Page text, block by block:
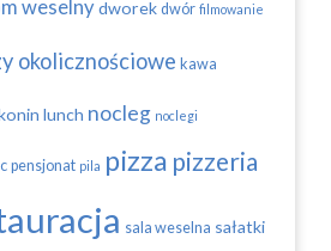
weselnydworek dwór filmowanie
okolicznościowe kawa
lunch nocleg noclegi
pensjonat pila pizza pizzeria
sala weselna sałatki